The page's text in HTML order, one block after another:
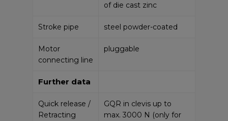
of die cast zinc
Stroke pipe steel powder-coated
Motor
connecting line
pluggable
Further data
Quick release /
Retracting
GQR in clevis up to
max. 3000 N (only for